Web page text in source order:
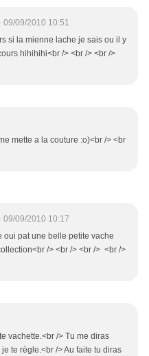
09/09/2010 10:51
si la mienne lache je sais ou il y
hihihihi<br /> <br /> <br />
mette a la couture :o)<br /> <br
09/09/2010 10:17
oui pat une belle petite vache
/> <br /> <br /> <br />
vachette.<br /> Tu me diras
te règle.<br /> Au faite tu diras